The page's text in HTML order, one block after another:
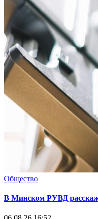
Общество
В Минском РУВД